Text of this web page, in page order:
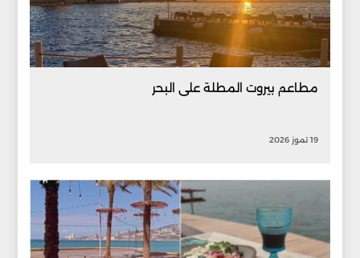
مطاعم بيروت المطلة على البحر
19 تموز 2026